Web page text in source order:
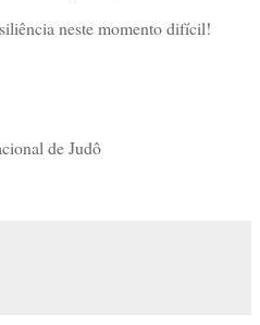
neste momento difícil!
de Judô